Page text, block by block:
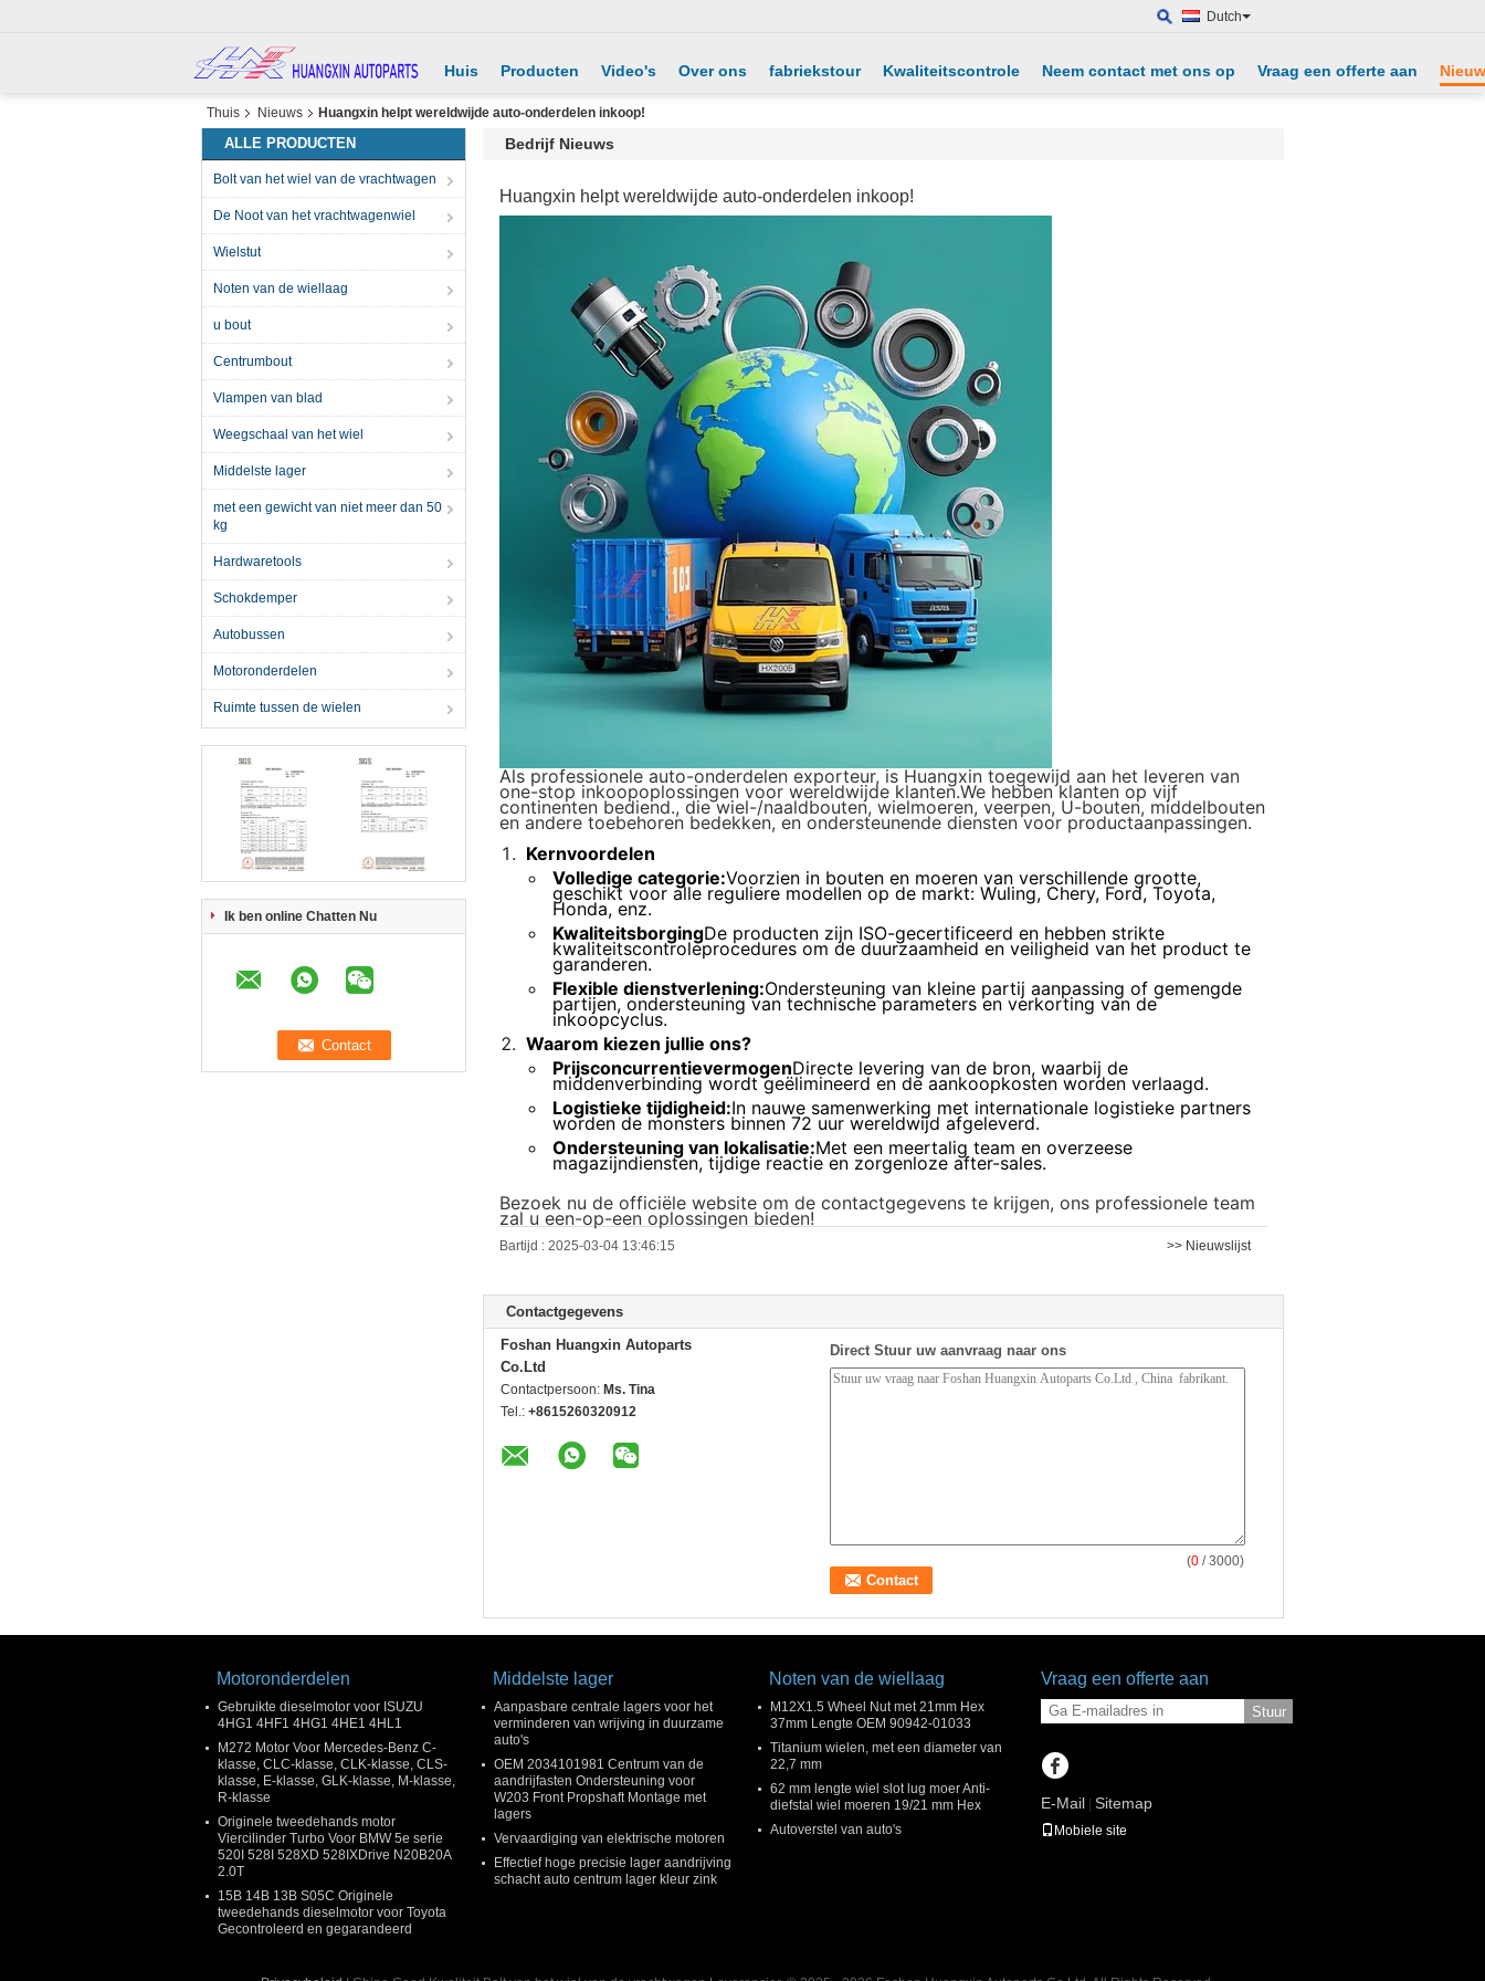
Dutch
Huis Producten Video's Over ons fabriekstour Kwaliteitscontrole Neem contact met ons op Vraag een offerte aan
Thuis Nieuws Huangxin helpt wereldwijde auto-onderdelen inkoop!
ALLE PRODUCTEN
Bolt van het wiel van de vrachtwagen
De Noot van het vrachtwagenwiel
Wielstut
Noten van de wiellaag
u bout
Centrumbout
Vlampen van blad
Weegschaal van het wiel
Middelste lager
met een gewicht van niet meer dan 50
kg
Hardwaretools
Schokdemper
Autobussen
Motoronderdelen
Ruimte tussen de wielen
Ik ben online Chatten Nu
Bedrijf Nieuws
Huangxin helpt wereldwijde auto-onderdelen inkoop!
Als professionele auto-onderdelen exporteur, is Huangxin toegewijd aan het leveren van
one-stop inkoopoplossingen voor wereldwijde klanten.We hebben klanten op vijf
continenten bediend., die wiel-/naaldbouten, wielmoeren, veerpen, U-bouten, middelbouten
en andere toebehoren bedekken, en ondersteunende diensten voor productaanpassingen.
Kernvoordelen
Volledige categorie:Voorzien in bouten en moeren van verschillende grootte,
geschikt voor alle reguliere modellen op de markt: Wuling, Chery, Ford, Toyota,
Honda, enz.
KwaliteitsborgingDe producten zijn ISO-gecertificeerd en hebben strikte
kwaliteitscontroleprocedures om de duurzaamheid en veiligheid van het product te
garanderen.
Flexible dienstverlening:Ondersteuning van kleine partij aanpassing of gemengde
partijen, ondersteuning van technische parameters en verkorting van de
inkoopcyclus.
Waarom kiezen jullie ons?
PrijsconcurrentievermogenDirecte levering van de bron, waarbij de
middenverbinding wordt geëlimineerd en de aankoopkosten worden verlaagd.
Logistieke tijdigheid:In nauwe samenwerking met internationale logistieke partners
worden de monsters binnen 72 uur wereldwijd afgeleverd.
Ondersteuning van lokalisatie:Met een meertalig team en overzeese
magazijndiensten, tijdige reactie en zorgenloze after-sales.
Bezoek nu de officiële website om de contactgegevens te krijgen, ons professionele team
zal u een-op-een oplossingen bieden!
Bartijd : 2025-03-04 13:46:15 >> Nieuwslijst
Contactgegevens
Foshan Huangxin Autoparts
Co.Ltd
Contactpersoon: Ms. Tina
Tel.: +8615260320912
Direct Stuur uw aanvraag naar ons
(0 / 3000)
Motoronderdelen
Gebruikte dieselmotor voor ISUZU
4HG1 4HF1 4HG1 4HE1 4HL1
M272 Motor Voor Mercedes-Benz C-
klasse, CLC-klasse, CLK-klasse, CLS-
klasse, E-klasse, GLK-klasse, M-klasse,
R-klasse
Originele tweedehands motor
Viercilinder Turbo Voor BMW 5e serie
520I 528I 528XD 528IXDrive N20B20A
2.0T
15B 14B 13B S05C Originele
tweedehands dieselmotor voor Toyota
Gecontroleerd en gegarandeerd
Middelste lager
Aanpasbare centrale lagers voor het
verminderen van wrijving in duurzame
auto's
OEM 2034101981 Centrum van de
aandrijfasten Ondersteuning voor
W203 Front Propshaft Montage met
lagers
Vervaardiging van elektrische motoren
Effectief hoge precisie lager aandrijving
schacht auto centrum lager kleur zink
Noten van de wiellaag
M12X1.5 Wheel Nut met 21mm Hex
37mm Lengte OEM 90942-01033
Titanium wielen, met een diameter van
22,7 mm
62 mm lengte wiel slot lug moer Anti-
diefstal wiel moeren 19/21 mm Hex
Autoverstel van auto's
Vraag een offerte aan
Stuur
E-Mail Sitemap
Mobiele site